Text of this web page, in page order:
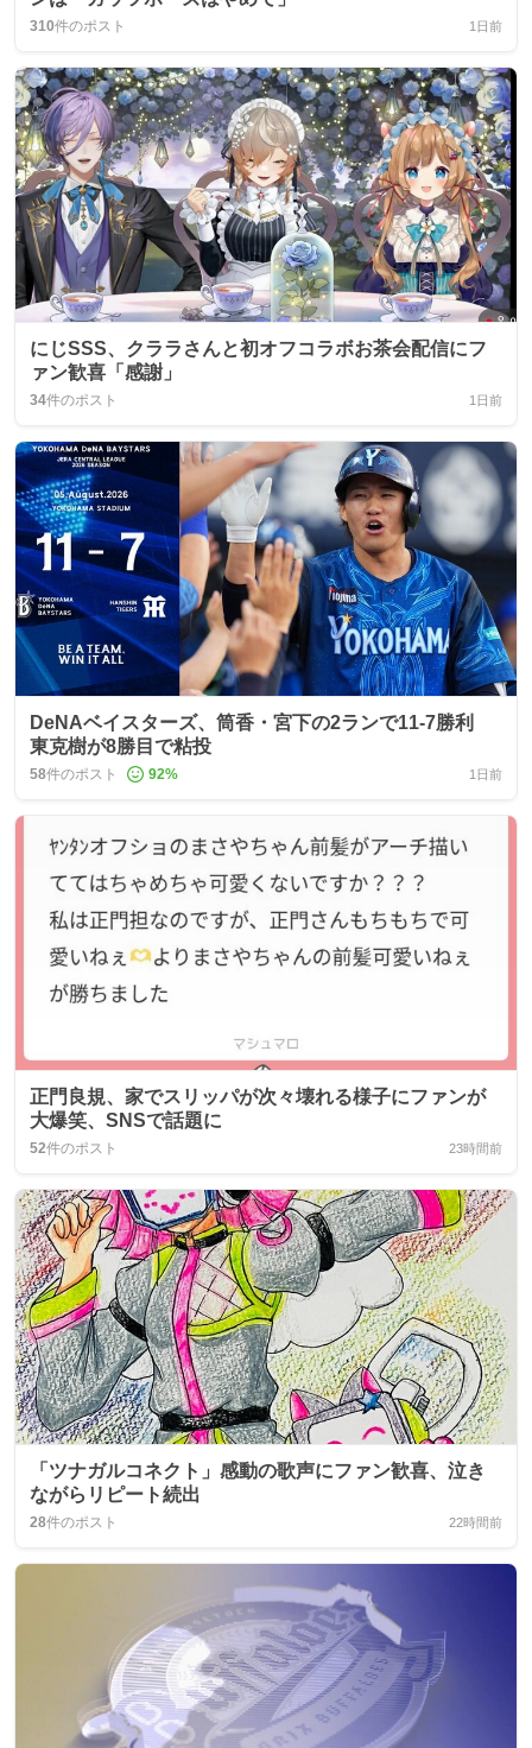
310件のポスト 1日前
にじSSS、クララさんと初オフコラボお茶会配信にフ
ァン歓喜「感謝」
34件のポスト 1日前
DeNAベイスターズ、筒香・宮下の2ランで11-7勝利
東克樹が8勝目で粘投
58件のポスト 92% 1日前
正門良規、家でスリッパが次々壊れる様子にファンが
大爆笑、SNSで話題に
52件のポスト 23時間前
「ツナガルコネクト」感動の歌声にファン歓喜、泣き
ながらリピート続出
28件のポスト 22時間前